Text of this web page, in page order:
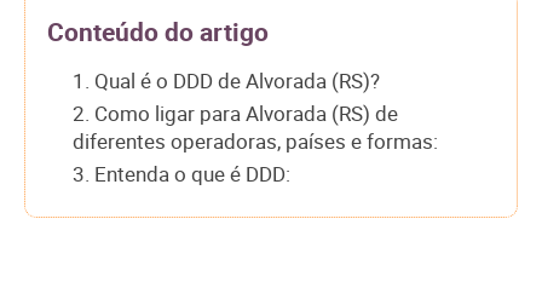
Conteúdo do artigo
1. Qual é o DDD de Alvorada (RS)?
2. Como ligar para Alvorada (RS) de
diferentes operadoras, países e formas:
3. Entenda o que é DDD: